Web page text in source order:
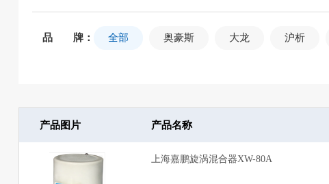
品 牌： 全部 奥豪斯 大龙 沪析
产品图片 产品名称
上海嘉鹏旋涡混合器XW-80A